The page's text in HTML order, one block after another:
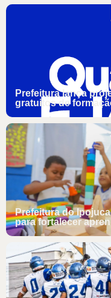
Prefeitura lança
gratuitos de
Prefeitura do
para fortalecer